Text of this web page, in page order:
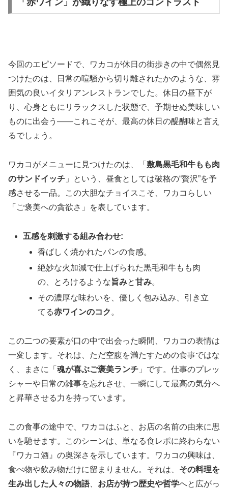
「赤ワイン」が織りなす極上のコントラスト
今回のエピソードで、ワカコが休日の街歩きの中で偶然見
つけたのは、日常の喧騒から切り離されたかのような、雰
囲気の良いイタリアンレストランでした。休日の昼下が
り、心身ともにリラックスした状態で、予期せぬ美味しい
ものに出会う――これこそが、最高の休日の醍醐味と言え
るでしょう。
ワカコがメニューに見つけたのは、「 敷島黒毛和牛もも肉
のサンドイッチ 」という、昼食としては破格の“贅沢”を予
感させる一品。この大胆なチョイスこそ、ワカコらしい
「ご褒美への貪欲さ」を表しています。
五感を刺激する組み合わせ:
香ばしく焼かれたパンの食感。
絶妙な火加減で仕上げられた黒毛和牛もも肉
の、とろけるような旨みと甘み。
その濃厚な味わいを、優しく包み込み、引き立
てる赤ワインのコク 。
この二つの要素が口の中で出会った瞬間、ワカコの表情は
一変します。それは、ただ空腹を満たすための食事ではな
く、まさに「 魂が喜ぶご褒美ランチ 」です。仕事のプレッ
シャーや日常の雑事を忘れさせ、一瞬にして最高の気分へ
と昇華させる力を持っています。
この食事の途中で、ワカコはふと、お店の名前の由来に思
いを馳せます。このシーンは、単なる食レポに終わらない
『ワカコ酒』の奥深さを示しています。ワカコの興味は、
食べ物や飲み物だけに留まりません。それは、 その料理を
生み出した人々の物語、 お店が持つ歴史や哲学へと広がっ